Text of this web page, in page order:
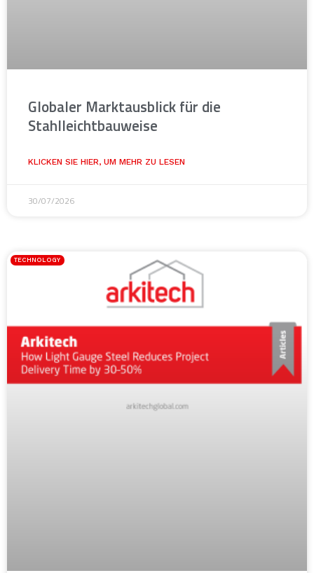
Globaler Marktausblick für die
Stahlleichtbauweise
KLICKEN SIE HIER, UM MEHR ZU LESEN
30/07/2026
TECHNOLOGY